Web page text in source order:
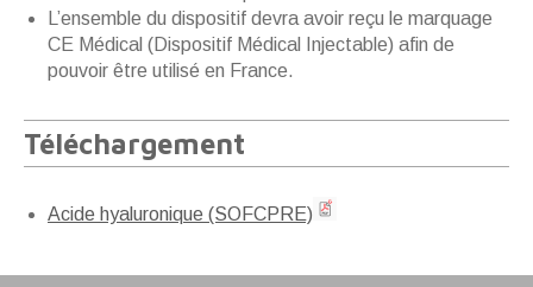
L’ensemble du dispositif devra avoir reçu le marquage
CE Médical (Dispositif Médical Injectable) afin de
pouvoir être utilisé en France.
Téléchargement
Acide hyaluronique (SOFCPRE)